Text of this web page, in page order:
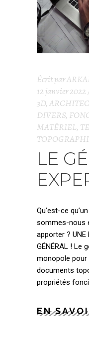
Écrit par
12 janvier 2022
3D,
DIVERS,
MATÉRIEL,
LE
Qu’est-ce
sommes-nous
apporter ? UNE
GÉNÉRAL ! Le
monopole pour
documents
propriétés
EN